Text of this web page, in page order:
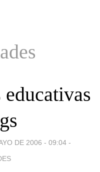
DE 2006 - 09:04 -